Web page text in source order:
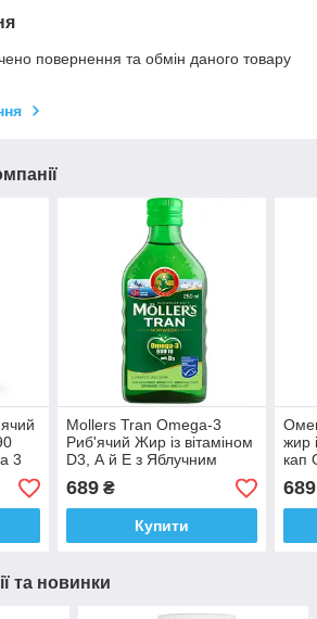
повернення та обмін даного товару
3
Mollers Tran Omega-3
Риб'ячий Жир із вітаміном
D3, А й Е з Яблучним
Смаком Для дітей Старше
3 років
689₴
Купити
жир
кап
з ЄС
689
та новинки